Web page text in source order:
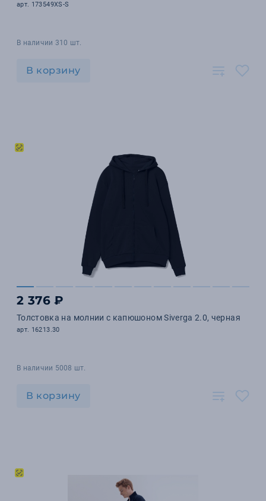
арт. 173549XS-S
В наличии 310 шт.
В корзину
2 376 ₽
Толстовка на молнии с капюшоном Siverga 2.0, черная
арт. 16213.30
В наличии 5008 шт.
В корзину